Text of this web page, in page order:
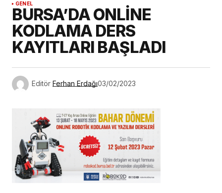
GENEL
BURSA’DA ONLİNE
KODLAMA DERS
KAYITLARI BAŞLADI
Editör Ferhan Erdağı03/02/2023